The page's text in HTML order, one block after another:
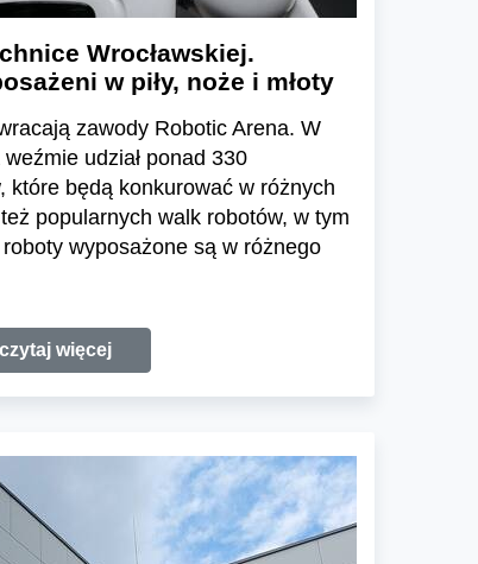
Wrocławskiej.
w piły, noże i młoty
zawody Robotic Arena. W
udział ponad 330
które będą konkurować w różnych
popularnych walk robotów, w tym
wyposażone są w różnego
więcej